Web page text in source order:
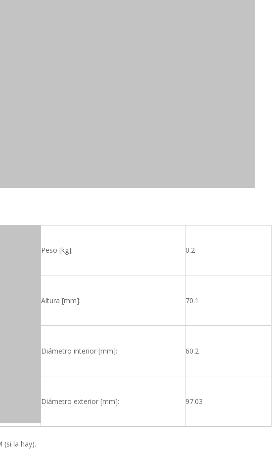
Peso [kg]: 0.2
Altura [mm]: 70.1
Diámetro interior [mm]: 60.2
Diámetro exterior [mm]: 97.03
(si la hay).